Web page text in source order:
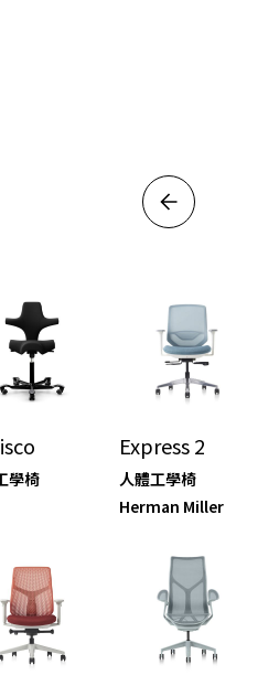
學椅
Express 2
人體工學椅
Herman Miller